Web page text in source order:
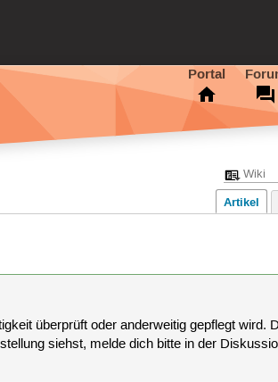
Portal
Artikel
überprüft oder anderweitig gepflegt wird.
siehst, melde dich bitte in der